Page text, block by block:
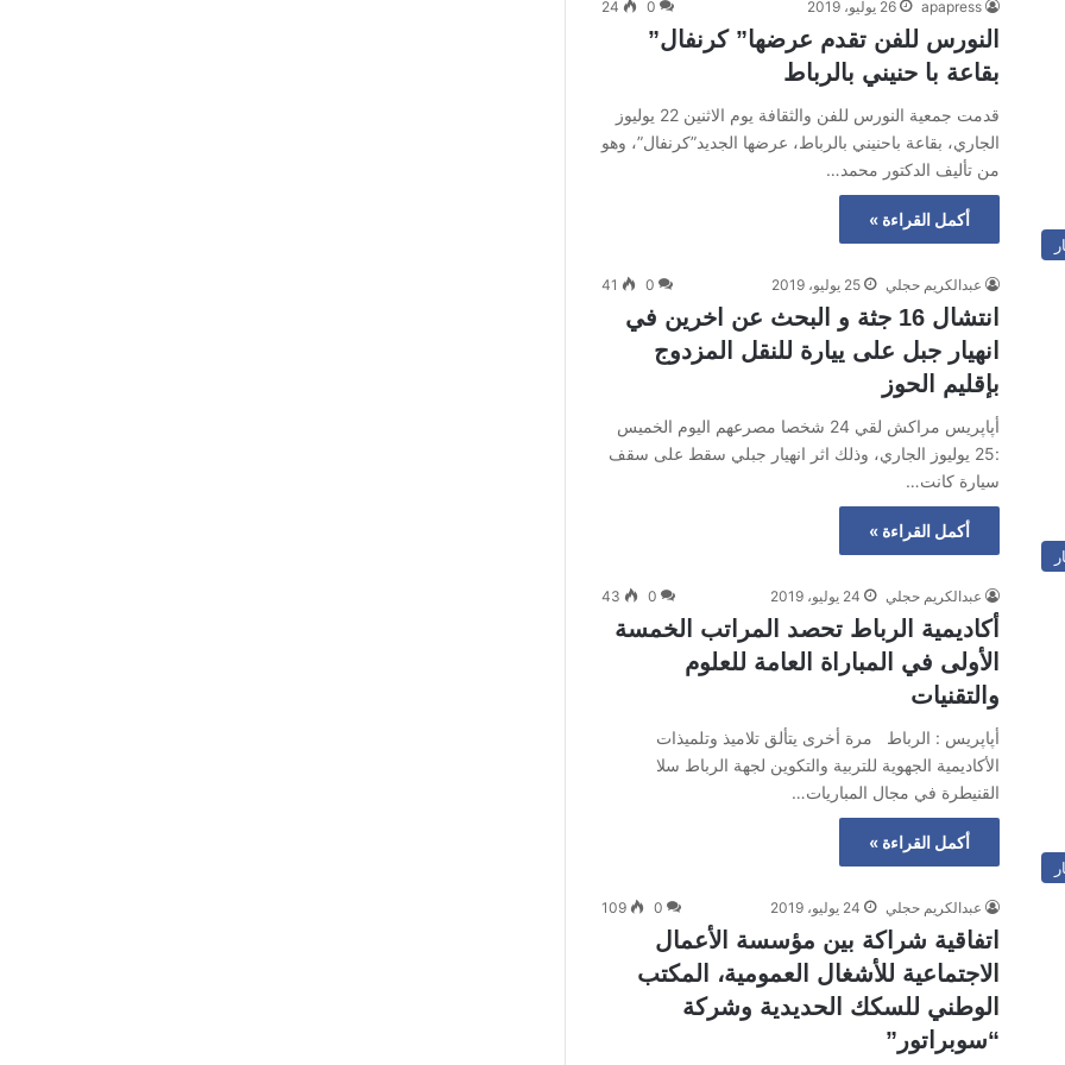
apapress 26 يوليو، 2019 0
24
النورس للفن تقدم عرضها” كرنفال”
بقاعة با حنيني بالرباط
قدمت جمعية النورس للفن والثقافة يوم الاثنين 22 يوليوز
الجاري، بقاعة باحنيني بالرباط، عرضها الجديد”كرنفال”، وهو
من تأليف الدكتور محمد…
أكمل القراءة »
عبدالكريم حجلي 25 يوليو، 2019 0
41
انتشال 16 جثة و البحث عن اخرين في
انهيار جبل على ييارة للنقل المزدوج
بإقليم الحوز
أپاپريس مراكش لقي 24 شخصا مصرعهم اليوم الخميس
:25 يوليوز الجاري، وذلك اثر انهيار جبلي سقط على سقف
سيارة كانت…
أكمل القراءة »
عبدالكريم حجلي 24 يوليو، 2019 0
43
أكاديمية الرباط تحصد المراتب الخمسة
الأولى في المباراة العامة للعلوم
والتقنيات
أپاپريس : الرباط مرة أخرى يتألق تلاميذ وتلميذات
الأكاديمية الجهوية للتربية والتكوين لجهة الرباط سلا
القنيطرة في مجال المباريات…
أكمل القراءة »
عبدالكريم حجلي 24 يوليو، 2019 0
109
اتفاقية شراكة بين مؤسسة الأعمال
الاجتماعية للأشغال العمومية، المكتب
الوطني للسكك الحديدية وشركة
“سوبراتور”